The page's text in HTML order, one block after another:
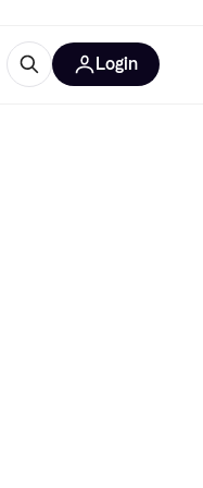
Login